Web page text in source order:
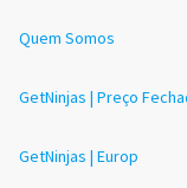
Quem Somos
GetNinjas | Preço
GetNinjas | Europ